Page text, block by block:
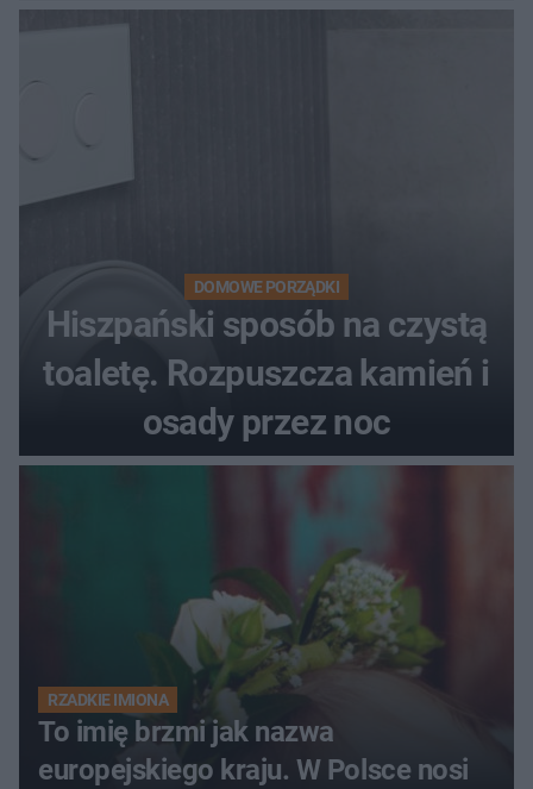
DOMOWE PORZĄDKI
Hiszpański sposób na czystą
toaletę. Rozpuszcza kamień i
osady przez noc
RZADKIE IMIONA
To imię brzmi jak nazwa
europejskiego kraju. W Polsce nosi